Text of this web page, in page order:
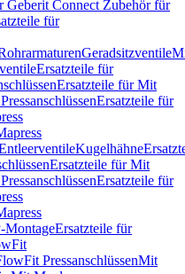
Geberit Connect Zubehör für
für
Geradsitzventile
Ersatzteile für
Ersatzteile für Mit
Ersatzteile für
Kugelhähne
Ersatzteile für Mit
Ersatzteile für
MontageErsatzteile für
PressanschlüssenMit